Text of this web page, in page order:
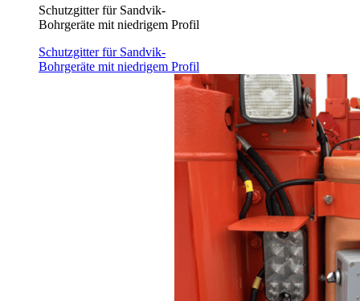
Schutzgitter für Sandvik-
Bohrgeräte mit niedrigem Profil
Schutzgitter für Sandvik-
Bohrgeräte mit niedrigem Profil